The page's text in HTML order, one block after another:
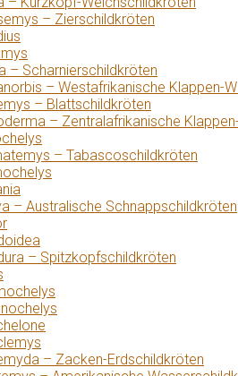
– Zierschildkröten
– Scharnierschildkröten
– Westafrikanische Klappen-
– Blattschildkröten
– Zentralafrikanische
– Tabascoschildkröten
– Australische Schnappschildkröten
– Spitzkopfschildkröten
– Zacken-Erdschildkröten